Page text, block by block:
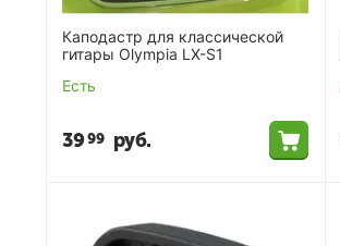
Каподастр для классической
гитары Olympia LX-S1
Есть
3999 руб.